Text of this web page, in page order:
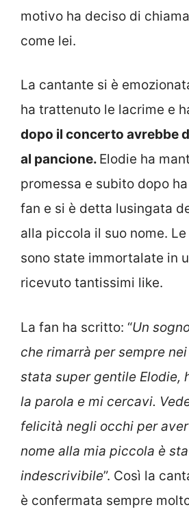
motivo ha deciso di
come lei.
La cantante si è
ha trattenuto le lacrime e
dopo il concerto avrebbe
al pancione. Elodie ha
promessa e subito dopo
fan e si è detta lusingata
alla piccola il suo nome.
sono state immortalate in
ricevuto tantissimi like.
La fan ha scritto: “Un
che rimarrà per sempre
stata super gentile Elodie,
la parola e mi cercavi.
felicità negli occhi per
nome alla mia piccola è
indescrivibile”. Così la
è confermata sempre